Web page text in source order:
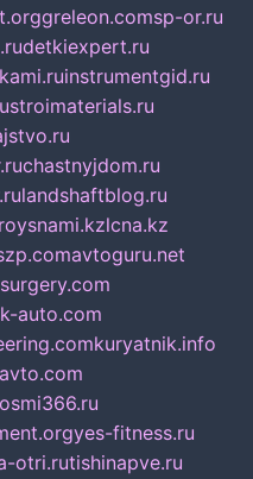
greleon.comsp-or.ru
detkiexpert.ru
instrumentgid.ru
stroimaterials.ru
chastnyjdom.ru
landshaftblog.ru
lcna.kz
avtoguru.net
auto.com
kuryatnik.info
smi366.ru
yes-fitness.ru
otri.rutishinapve.ru